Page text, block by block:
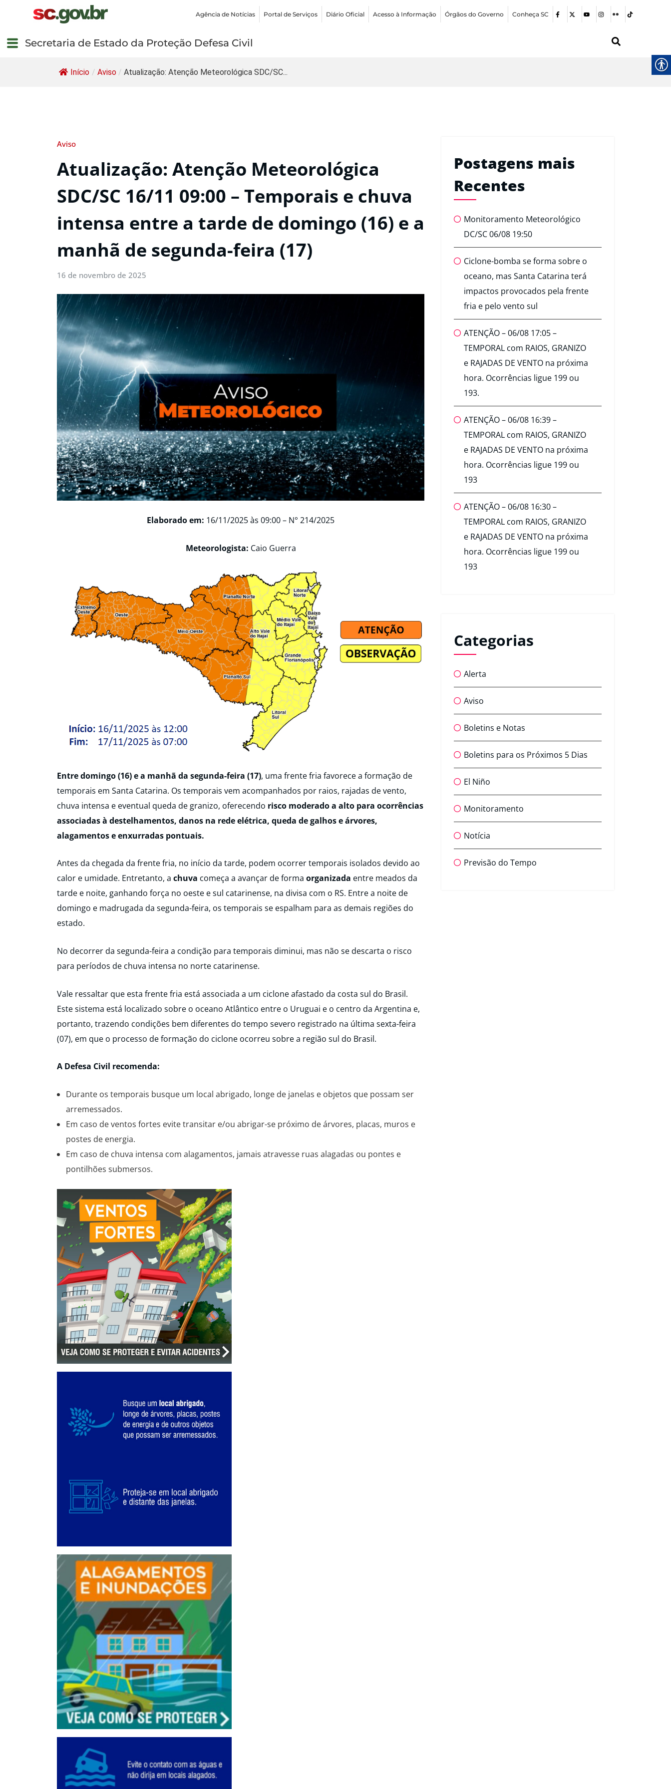
Agência de Notícias Portal de Serviços Diário Oficial Acesso à Informação Órgãos do Governo Conheça SC
Secretaria de Estado da Proteção Defesa Civil
Início / Aviso / Atualização: Atenção Meteorológica SDC/SC...
Aviso
Atualização: Atenção Meteorológica
SDC/SC 16/11 09:00 – Temporais e chuva
intensa entre a tarde de domingo (16) e a
manhã de segunda-feira (17)
16 de novembro de 2025
Elaborado em: 16/11/2025 às 09:00 – N° 214/2025
Meteorologista: Caio Guerra
Entre domingo (16) e a manhã da segunda-feira (17), uma frente fria favorece a formação de
temporais em Santa Catarina. Os temporais vem acompanhados por raios, rajadas de vento,
chuva intensa e eventual queda de granizo, oferecendo risco moderado a alto para ocorrências
associadas à destelhamentos, danos na rede elétrica, queda de galhos e árvores,
alagamentos e enxurradas pontuais.
Antes da chegada da frente fria, no início da tarde, podem ocorrer temporais isolados devido ao
calor e umidade. Entretanto, a chuva começa a avançar de forma organizada entre meados da
tarde e noite, ganhando força no oeste e sul catarinense, na divisa com o RS. Entre a noite de
domingo e madrugada da segunda-feira, os temporais se espalham para as demais regiões do
estado.
No decorrer da segunda-feira a condição para temporais diminui, mas não se descarta o risco
para períodos de chuva intensa no norte catarinense.
Vale ressaltar que esta frente fria está associada a um ciclone afastado da costa sul do Brasil.
Este sistema está localizado sobre o oceano Atlântico entre o Uruguai e o centro da Argentina e,
portanto, trazendo condições bem diferentes do tempo severo registrado na última sexta-feira
(07), em que o processo de formação do ciclone ocorreu sobre a região sul do Brasil.
A Defesa Civil recomenda:
Durante os temporais busque um local abrigado, longe de janelas e objetos que possam ser
arremessados.
Em caso de ventos fortes evite transitar e/ou abrigar-se próximo de árvores, placas, muros e
postes de energia.
Em caso de chuva intensa com alagamentos, jamais atravesse ruas alagadas ou pontes e
pontilhões submersos.
Postagens mais
Recentes
Monitoramento Meteorológico
DC/SC 06/08 19:50
Ciclone-bomba se forma sobre o
oceano, mas Santa Catarina terá
impactos provocados pela frente
fria e pelo vento sul
ATENÇÃO – 06/08 17:05 –
TEMPORAL com RAIOS, GRANIZO
e RAJADAS DE VENTO na próxima
hora. Ocorrências ligue 199 ou
193.
ATENÇÃO – 06/08 16:39 –
TEMPORAL com RAIOS, GRANIZO
e RAJADAS DE VENTO na próxima
hora. Ocorrências ligue 199 ou
193
ATENÇÃO – 06/08 16:30 –
TEMPORAL com RAIOS, GRANIZO
e RAJADAS DE VENTO na próxima
hora. Ocorrências ligue 199 ou
193
Categorias
Alerta
Aviso
Boletins e Notas
Boletins para os Próximos 5 Dias
El Niño
Monitoramento
Notícia
Previsão do Tempo